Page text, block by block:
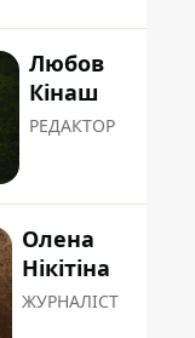
Любов
Кінаш
РЕДАКТОР
Олена
Нікітіна
ЖУРНАЛІСТ